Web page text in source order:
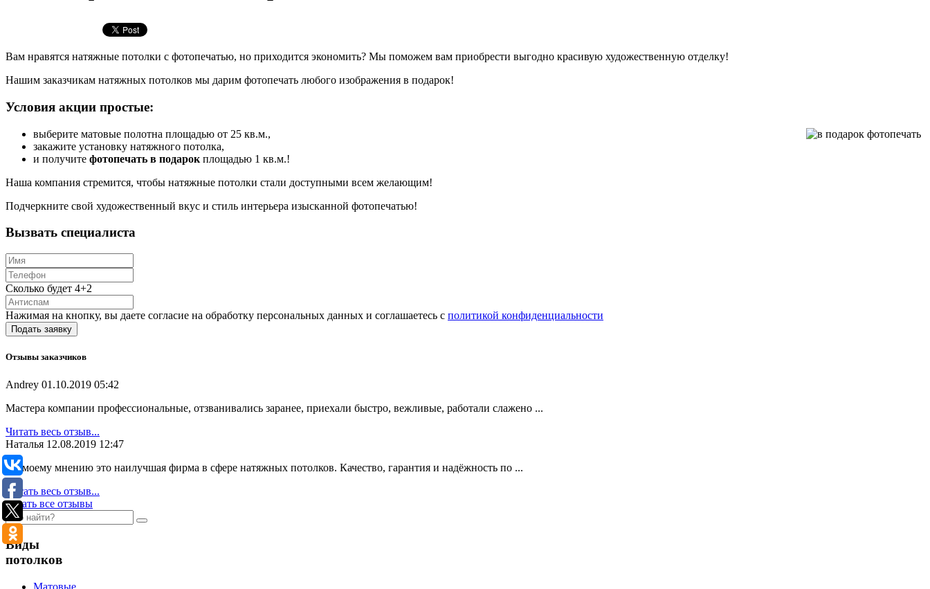
Вам нравятся натяжные потолки с фотопечатью, но приходится экономить? Мы поможем вам приобрести выгодно красивую художественную отделку!
Нашим заказчикам натяжных потолков мы дарим фотопечать любого изображения в подарок!
Условия акции простые:
выберите матовые полотна площадью от 25 кв.м.,
закажите установку натяжного потолка,
и получите фотопечать в подарок площадью 1 кв.м.!
Наша компания стремится, чтобы натяжные потолки стали доступными всем желающим!
Подчеркните свой художественный вкус и стиль интерьера изысканной фотопечатью!
Вызвать специалиста
Сколько будет 4+2
Нажимая на кнопку, вы даете согласие на обработку персональных данных и соглашаетесь с политикой конфиденциальности
Отзывы заказчиков
Andrey 01.10.2019 05:42
Мастера компании профессиональные, отзванивались заранее, приехали быстро, вежливые, работали слажено ...
Читать весь отзыв...
Наталья 12.08.2019 12:47
По моему мнению это наилучшая фирма в сфере натяжных потолков. Качество, гарантия и надёжность по ...
Читать весь отзыв...
читать все отзывы
Виды
потолков
Матовые